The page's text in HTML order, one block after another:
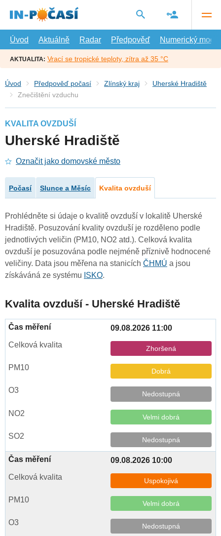
hlavní
Úvod
Aktuálně Radar Předpověď Numerický model
AKTUALITA: Vrací se tropické teploty, zítra až 35 °C
Úvod Předpověď počasí Zlínský kraj
Uherské Hradiště
Znečištění vzduchu
KVALITA OVZDUŠÍ
Uherské Hradiště
Označit jako domovské město
Počasí Slunce a Měsíc Kvalita ovzduší
Prohlédněte si údaje o kvalitě ovzduší v lokalitě Uherské
Hradiště. Posuzování kvality ovzduší je rozděleno podle
jednotlivých veličin (PM10, NO2 atd.). Celková kvalita
ovzduší je posuzována podle nejméně příznivě hodnocené
veličiny. Data jsou měřena na stanicích ČHMÚ a jsou
získáváná ze systému ISKO.
Kvalita ovzduší - Uherské Hradiště
09.08.2026 11:00
Zhoršená
Dobrá
Nedostupná
Velmi dobrá
Nedostupná
09.08.2026 10:00
Uspokojivá
Velmi dobrá
Nedostupná